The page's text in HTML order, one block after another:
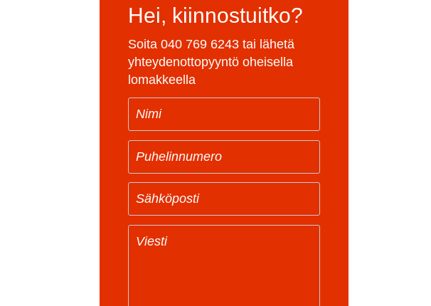
Hei, kiinnostuitko?
Soita 040 769 6243 tai lähetä
yhteydenottopyyntö oheisella
lomakkeella